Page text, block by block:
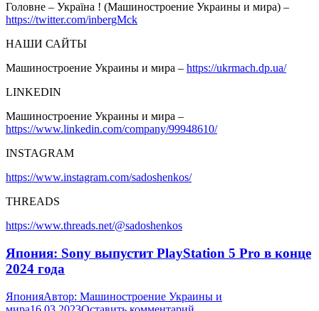
Головне – Україна ! (Машиностроение Украины и мира) –
https://twitter.com/inbergMck
НАШИ САЙТЫ
Машиностроение Украины и мира – https://ukrmach.dp.ua/
LINKEDIN
Машиностроение Украины и мира –
https://www.linkedin.com/company/99948610/
INSTAGRAM
https://www.instagram.com/sadoshenkos/
THREADS
https://www.threads.net/@sadoshenkos
Япония: Sony выпустит PlayStation 5 Pro в конце
2024 года
ЯпонияАвтор: Машиностроение Украины и